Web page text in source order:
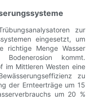
zur
eingesetzt, um
richtige Menge Wasser
kommt.
im Mittleren Westen eine
zu
der Ernteerträge um 15
um 20 %